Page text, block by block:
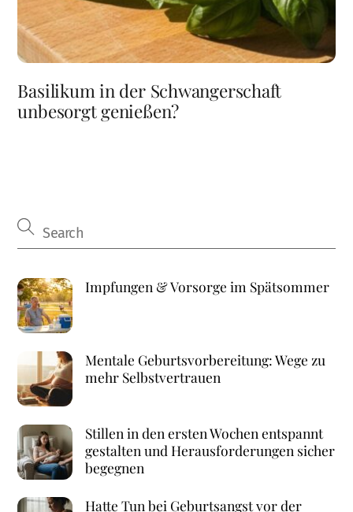
Basilikum in der Schwangerschaft
unbesorgt genießen?
Impfungen & Vorsorge im Spätsommer
Mentale Geburtsvorbereitung: Wege zu
mehr Selbstvertrauen
Stillen in den ersten Wochen entspannt
gestalten und Herausforderungen sicher
begegnen
Hatte Tun bei Geburtsangst vor der